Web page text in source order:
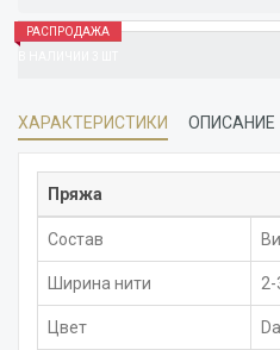
РАСПРОДАЖА
ХАРАКТЕРИСТИКИ ОПИСАНИЕ
Пряжа
Состав
Ширина нити
Цвет